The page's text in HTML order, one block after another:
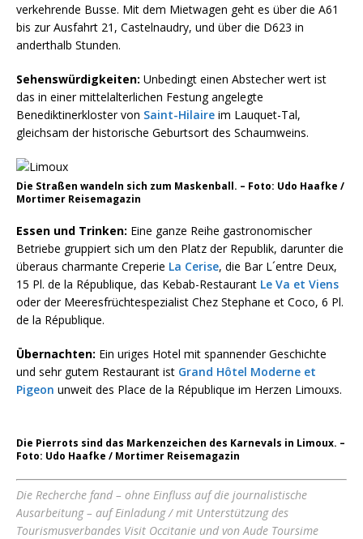
verkehrende Busse. Mit dem Mietwagen geht es über die A61
bis zur Ausfahrt 21, Castelnaudry, und über die D623 in
anderthalb Stunden.
Sehenswürdigkeiten: Unbedingt einen Abstecher wert ist
das in einer mittelalterlichen Festung angelegte
Benediktinerkloster von Saint-Hilaire im Lauquet-Tal,
gleichsam der historische Geburtsort des Schaumweins.
Die Straßen wandeln sich zum Maskenball. – Foto: Udo Haafke /
Mortimer Reisemagazin
Essen und Trinken: Eine ganze Reihe gastronomischer
Betriebe gruppiert sich um den Platz der Republik, darunter die
überaus charmante Creperie La Cerise, die Bar L´entre Deux,
15 Pl. de la République, das Kebab-Restaurant Le Va et Viens
oder der Meeresfrüchtespezialist Chez Stephane et Coco, 6 Pl.
de la République.
Übernachten: Ein uriges Hotel mit spannender Geschichte
und sehr gutem Restaurant ist Grand Hôtel Moderne et
Pigeon unweit des Place de la République im Herzen Limouxs.
Die Pierrots sind das Markenzeichen des Karnevals in Limoux. –
Foto: Udo Haafke / Mortimer Reisemagazin
Die Recherche fand – ohne Einfluss auf die journalistische
Ausarbeitung – auf Einladung / mit Unterstützung des
Tourismusverbandes Visit Occitanie und von Aude Toursime